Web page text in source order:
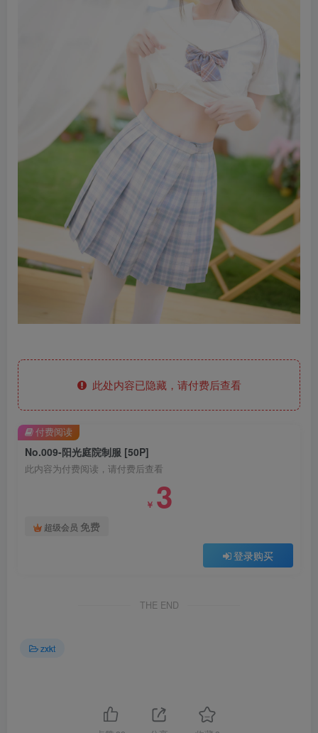
此处内容已隐藏，请付费后查看
No.009-阳光庭院制服 [50P]
此内容为付费阅读，请付费后查看
￥ 3
超级会员 免费
登录购买
付费阅读
THE END
zxkt